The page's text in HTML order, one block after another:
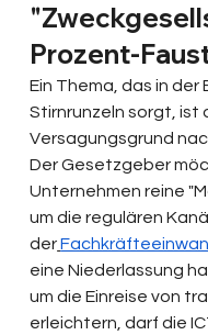
Prozent-
Ein Thema, das in
Stirnrunzeln sorgt, ist
Versagungsgrund
Der Gesetzgeber
Unternehmen reine
um die regulären
der
eine Niederlassung
um die Einreise von
erleichtern, darf die